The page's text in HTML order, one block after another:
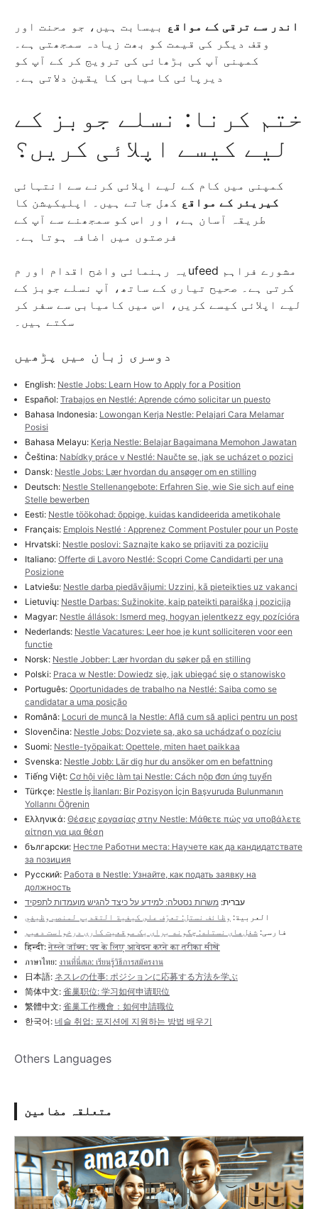
اندر سے ترقی کے مواقع بیسابت ہیں، جو محنت اور
وقف دیگر کی قیمت کو بھت زیادہ سمجھتی ہے۔
کمپنی آپ کی بڑھائی کی ترویج کر کے آپ کو
دیرپائی کامیابی کا یقین دلاتی ہے۔
ختم کرنا: نسلے جوبز کے
لیے کیسے اپلائی کریں؟
کمپنی میں کام کے لیے اپلائی کرنے سے انتہائی
کیریئر کے مواقع کھل جاتے ہیں۔ اپلیکیشن کا
طریقہ آسان ہے، اور اس کو سمجھنے سے آپ کے
فرصتوں میں اضافہ ہوتا ہے۔
یہ رہنمائی واضح اقدام اور مufeed مشورے فراہم
کرتی ہے۔ صحیح تیاری کے ساتھ، آپ نسلے جوبز کے
لیے اپلائی کیسے کریں، اس میں کامیابی سے سفر کر
سکتے ہیں۔
دوسری زبان میں پڑھیں
English: Nestle Jobs: Learn How to Apply for a Position
Español: Trabajos en Nestlé: Aprende cómo solicitar un puesto
Bahasa Indonesia: Lowongan Kerja Nestle: Pelajari Cara Melamar
Posisi
Bahasa Melayu: Kerja Nestle: Belajar Bagaimana Memohon Jawatan
Čeština: Nabídky práce v Nestlé: Naučte se, jak se ucházet o pozici
Dansk: Nestle Jobs: Lær hvordan du ansøger om en stilling
Deutsch: Nestle Stellenangebote: Erfahren Sie, wie Sie sich auf eine
Stelle bewerben
Eesti: Nestle töökohad: õppige, kuidas kandideerida ametikohale
Français: Emplois Nestlé : Apprenez Comment Postuler pour un Poste
Hrvatski: Nestle poslovi: Saznajte kako se prijaviti za poziciju
Italiano: Offerte di Lavoro Nestlé: Scopri Come Candidarti per una
Posizione
Latviešu: Nestle darba piedāvājumi: Uzzini, kā pieteikties uz vakanci
Lietuvių: Nestle Darbas: Sužinokite, kaip pateikti paraišką į poziciją
Magyar: Nestle állások: Ismerd meg, hogyan jelentkezz egy pozícióra
Nederlands: Nestle Vacatures: Leer hoe je kunt solliciteren voor een
functie
Norsk: Nestle Jobber: Lær hvordan du søker på en stilling
Polski: Praca w Nestle: Dowiedz się, jak ubiegać się o stanowisko
Português: Oportunidades de trabalho na Nestlé: Saiba como se
candidatar a uma posição
Română: Locuri de muncă la Nestle: Află cum să aplici pentru un post
Slovenčina: Nestle Jobs: Dozviete sa, ako sa uchádzať o pozíciu
Suomi: Nestle-työpaikat: Opettele, miten haet paikkaa
Svenska: Nestle Jobb: Lär dig hur du ansöker om en befattning
Tiếng Việt: Cơ hội việc làm tại Nestle: Cách nộp đơn ứng tuyển
Türkçe: Nestle İş İlanları: Bir Pozisyon İçin Başvuruda Bulunmanın
Yollarını Öğrenin
Ελληνικά: Θέσεις εργασίας στην Nestle: Μάθετε πώς να υποβάλετε
αίτηση για μια θέση
български: Нестле Работни места: Научете как да кандидатствате
за позиция
Русский: Работа в Nestle: Узнайте, как подать заявку на
должность
עברית: משרות נסטלה: למידע על כיצד להגיש מועמדות לתפקיד
العربية: وظائف نستل: تعرّف على كيفية التقديم لمنصب وظيفي
فارسی: شغل‌های نستله: چگونه برای یک موقعیت کاری درخواست دهیم
हिन्दी: नेस्ले जॉब्स: पद के लिए आवेदन करने का तरीका सीखें
ภาษาไทย: งานที่นี่สเล: เรียนรู้วิธีการสมัครงาน
日本語: ネスレの仕事: ポジションに応募する方法を学ぶ
简体中文: 雀巢职位: 学习如何申请职位
繁體中文: 雀巢工作機會：如何申請職位
한국어: 네슬 취업: 포지션에 지원하는 방법 배우기
Others Languages
متعلقہ مضامین